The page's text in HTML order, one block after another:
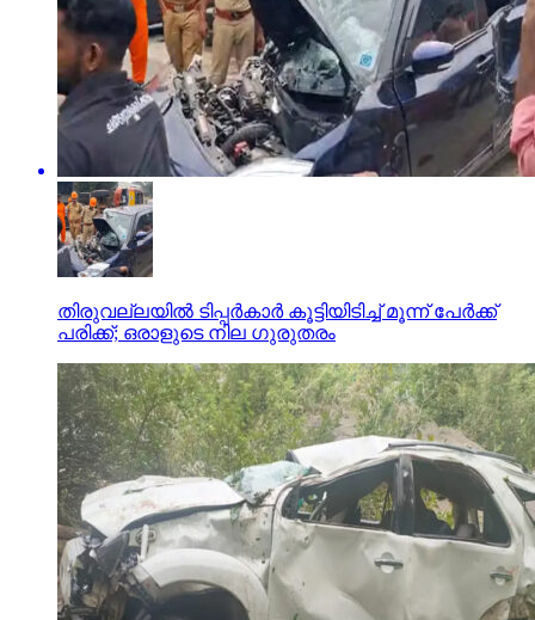
തിരുവല്ലയില്‍ ടിപ്പര്‍കാര്‍ കൂട്ടിയിടിച്ച് മൂന്ന് പേര്‍ക്ക്
പരിക്ക്; ഒരാളുടെ നില ഗുരുതരം